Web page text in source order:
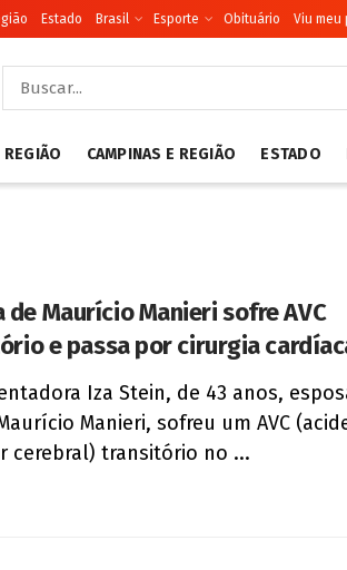
Estado Brasil Esporte Obituário Viu meu
REGIÃO CAMPINAS E REGIÃO ESTADO
de Maurício Manieri sofre AVC
e passa por cirurgia
Iza Stein, de 43 anos,
Manieri, sofreu um AVC
cerebral) transitório no ...